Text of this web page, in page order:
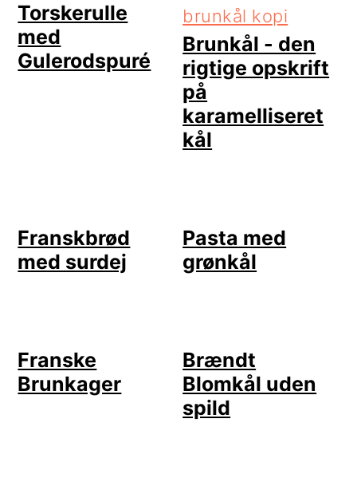
Torskerulle
med
Gulerodspuré
Brunkål - den
rigtige opskrift
på
karamelliseret
kål
Franskbrød
med surdej
Pasta med
grønkål
Franske
Brunkager
Brændt
Blomkål uden
spild